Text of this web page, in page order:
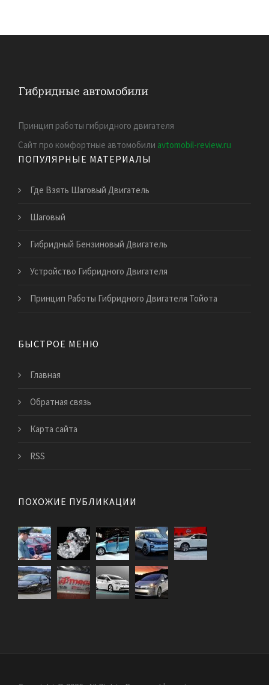
Принцип работы гибридного двигателя
Сайт про комфортные автомобили avtomobil-review.ru
ПОПУЛЯРНЫЕ МАТЕРИАЛЫ
Где Взять Шаговый Двигатель
Шаговый
Гибридный Бензиновый Двигатель
Устройство Гибридного Двигателя
Принцип Работы Гибридного Двигателя Тойота
БЫСТРОЕ МЕНЮ
Главная
Обратная связь
Карта сайта
RSS
ПОХОЖИЕ ПУБЛИКАЦИИ